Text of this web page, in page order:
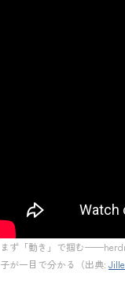
まず「動き」で掴む
子が一目で分かる（出典: